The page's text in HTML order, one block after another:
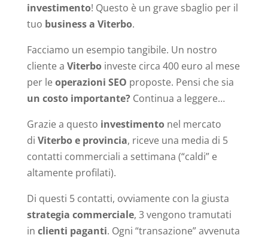
investimento! Questo è un grave sbaglio per il
tuo business a Viterbo.
Facciamo un esempio tangibile. Un nostro
cliente a Viterboinveste circa 400 euro al mese
per leoperazioni SEO proposte. Pensi che sia
un costo importante?Continua a leggere…
Grazie a questo investimentonel mercato
di Viterbo e provincia, riceve una media di 5
contatti commerciali a settimana (“caldi” e
altamente profilati).
Di questi 5 contatti, ovviamente con la giusta
strategia commerciale, 3 vengono tramutati
in clienti paganti. Ogni “transazione” avvenuta